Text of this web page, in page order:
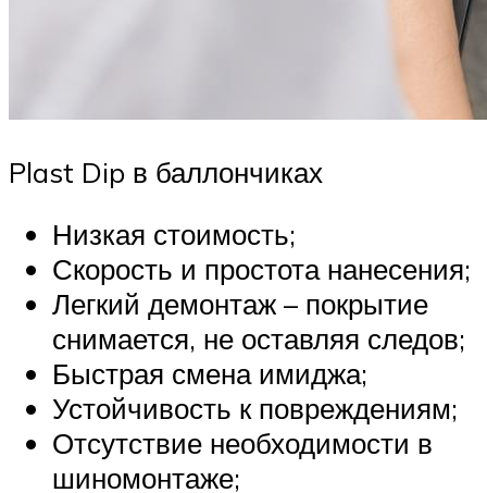
Plast Dip в баллончиках
Низкая стоимость;
Скорость и простота нанесения;
Легкий демонтаж – покрытие
снимается, не оставляя следов;
Быстрая смена имиджа;
Устойчивость к повреждениям;
Отсутствие необходимости в
шиномонтаже;